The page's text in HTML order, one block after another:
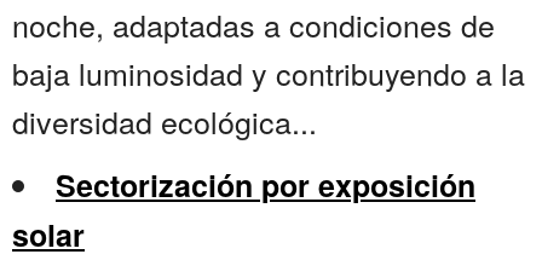
noche, adaptadas a condiciones de
baja luminosidad y contribuyendo a la
diversidad ecológica...
Sectorización por exposición
solar